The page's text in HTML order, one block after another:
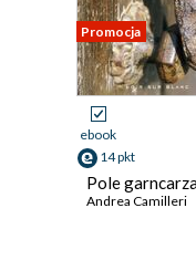
Promocja
ebook
14 pkt
Pole
Andrea Camilleri